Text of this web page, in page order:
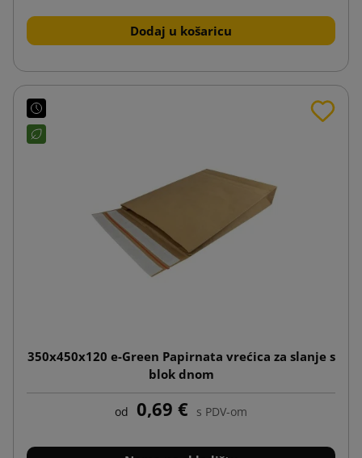
Dodaj u košaricu
350x450x120 e-Green Papirnata vrećica za slanje s
blok dnom
od 0,69 € s PDV-om